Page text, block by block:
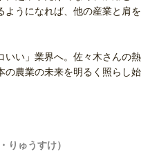
ようになれば、他の産業と肩を
い」業界へ。佐々木さんの熱
の農業の未来を明るく照らし始
りゅうすけ）